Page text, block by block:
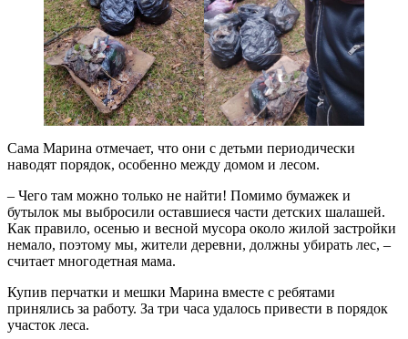
Сама Марина отмечает, что они с детьми периодически
наводят порядок, особенно между домом и лесом.
– Чего там можно только не найти! Помимо бумажек и
бутылок мы выбросили оставшиеся части детских шалашей.
Как правило, осенью и весной мусора около жилой застройки
немало, поэтому мы, жители деревни, должны убирать лес, –
считает многодетная мама.
Купив перчатки и мешки Марина вместе с ребятами
принялись за работу. За три часа удалось привести в порядок
участок леса.